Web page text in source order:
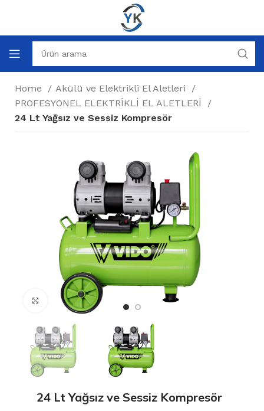
Home
Akülü ve Elektrikli El Aletleri
PROFESYONEL ELEKTRİKLİ EL ALETLERİ
24 Lt Yağsız ve Sessiz Kompresör
Büyütmek için tıklayın
24 Lt Yağsız ve Sessiz Kompresör